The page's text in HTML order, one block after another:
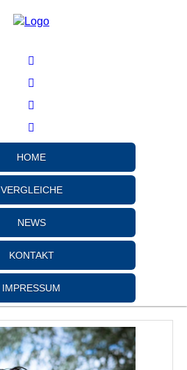
HOME
VERGLEICHE
NEWS
KONTAKT
IMPRESSUM